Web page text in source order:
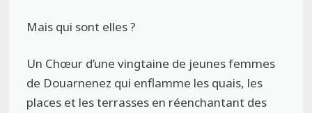
Mais qui sont elles ?
Un Chœur d’une vingtaine de jeunes femmes
de Douarnenez qui enflamme les quais, les
places et les terrasses en réenchantant des